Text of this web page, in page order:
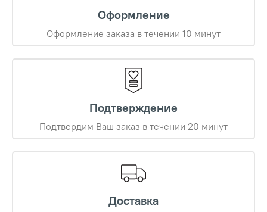
Оформление
Оформление заказа в течении 10 минут
Подтверждение
Подтвердим Ваш заказ в течении 20 минут
Доставка